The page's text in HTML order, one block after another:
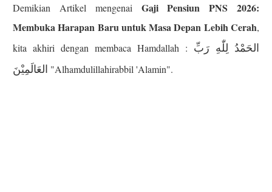
Demikian Artikel mengenai Gaji Pensiun PNS 2026:
Membuka Harapan Baru untuk Masa Depan Lebih Cerah,
kita akhiri dengan membaca Hamdallah : الحَمْدُ لِلّٰهِ رَبِّ
العَالَمِيْنَ "Alhamdulillahirabbil 'Alamin".